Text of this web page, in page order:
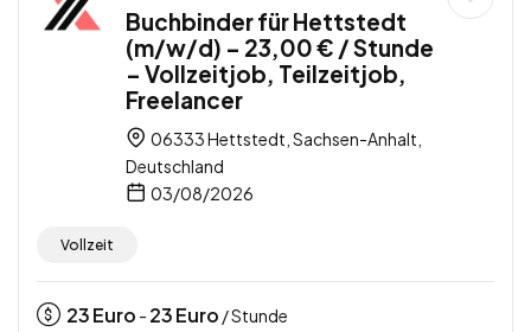
Buchbinder für Hettstedt
(m/w/d) – 23,00 € / Stunde
– Vollzeitjob, Teilzeitjob,
Freelancer
06333 Hettstedt, Sachsen-Anhalt,
Deutschland
03/08/2026
Vollzeit
23Euro - 23Euro / Stunde